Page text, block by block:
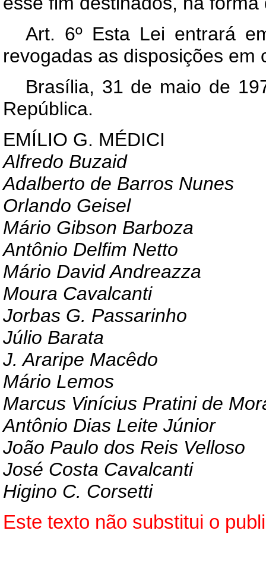
Art. 6º Esta Lei entrará
revogadas as disposições em
Brasília, 31 de maio de
República.
EMÍLIO G. MÉDICI
Alfredo Buzaid
Adalberto de Barros Nunes
Orlando Geisel
Mário Gibson Barboza
Antônio Delfim Netto
Mário David Andreazza
Moura Cavalcanti
Jorbas G. Passarinho
Júlio Barata
J.Araripe Macêdo
Mário Lemos
Marcus Vinícius Pratini de
Antônio Dias Leite Júnior
João Paulo dos Reis Velloso
José Costa Cavalcanti
Higino C. Corsetti
Este texto não substitui o